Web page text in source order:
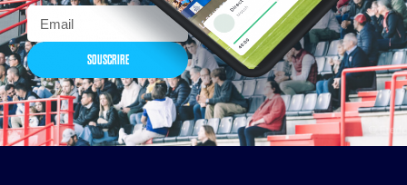
SOUSCRIRE